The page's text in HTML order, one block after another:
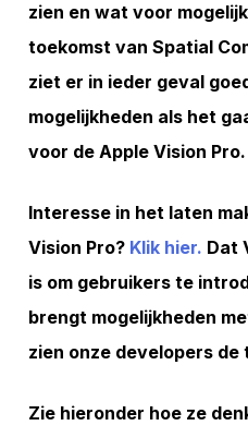
zien en wat voor
toekomst van Spatial
ziet er in ieder geval
mogelijkheden als het
voor de Apple Vision Pro.
Interesse in het laten
Vision Pro? Klik hier. Dat
is om gebruikers te
brengt mogelijkheden
zien onze developers
Zie hieronder hoe ze